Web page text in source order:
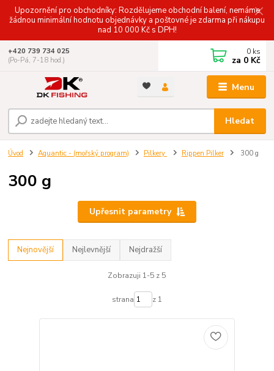
Upozornění pro obchodníky: Rozdělujeme obchodní balení, nemáme
žádnou minimální hodnotu objednávky a poštovné je zdarma při nákupu
nad 10 000 Kč s DPH!
Menu
Hledat
+420 739 734 025
(Po-Pá, 7-18 hod.)
0 ks
za 0 Kč
Úvod Aquantic - (mořský program) Pilkery Rippen Pilker 300 g
300 g
Upřesnit parametry
Nejnovější Nejlevnější Nejdražší
Zobrazuji 1-5 z 5
strana z 1